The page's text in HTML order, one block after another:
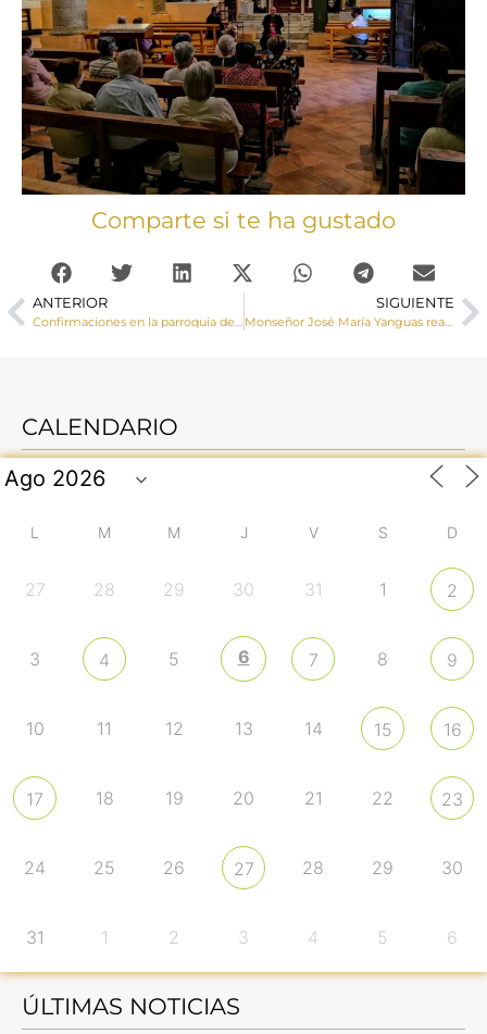
Comparte si te ha gustado
ANTERIOR
Confirmaciones en la parroquia de Mota del Cuervo
SIGUIENTE
Monseñor José María Yanguas realiza una Visita Pastoral a Garaballa
CALENDARIO
L M M J V S D
27 28 29 30 31 1 2
3 4 5 6 7 8 9
10 11 12 13 14 15 16
17 18 19 20 21 22 23
24 25 26 27 28 29 30
31 1 2 3 4 5 6
ÚLTIMAS NOTICIAS